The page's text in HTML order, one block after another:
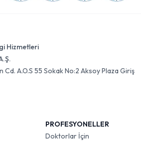
Hizmetleri
Cd. A.O.S 55 Sokak No:2 Aksoy Plaza Giriş
PROFESYONELLER
Doktorlar İçin